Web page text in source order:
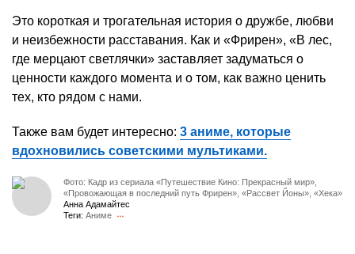
Это короткая и трогательная история о дружбе, любви
и неизбежности расставания. Как и «Фрирен», «В лес,
где мерцают светлячки» заставляет задуматься о
ценности каждого момента и о том, как важно ценить
тех, кто рядом с нами.
Также вам будет интересно: 3 аниме, которые
вдохновились советскими мультиками.
Фото: Кадр из сериала «Путешествие Кино: Прекрасный мир»,
«Провожающая в последний путь Фрирен», «Рассвет Йоны», «Хека»
Анна Адамайтес
Теги: Аниме